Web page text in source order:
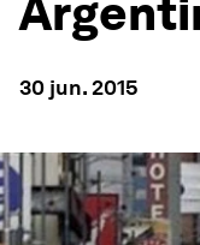
30 jun. 2015